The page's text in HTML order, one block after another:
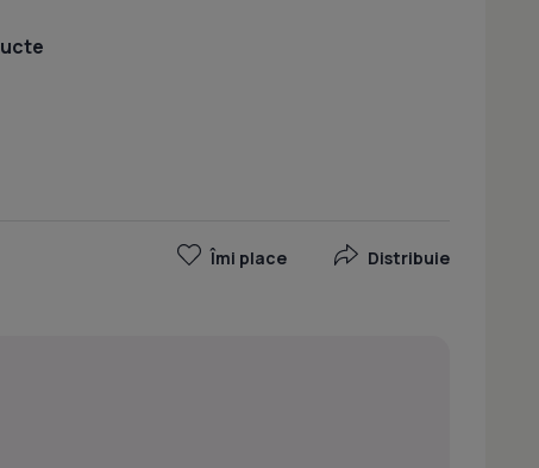
Îmi place Distribuie